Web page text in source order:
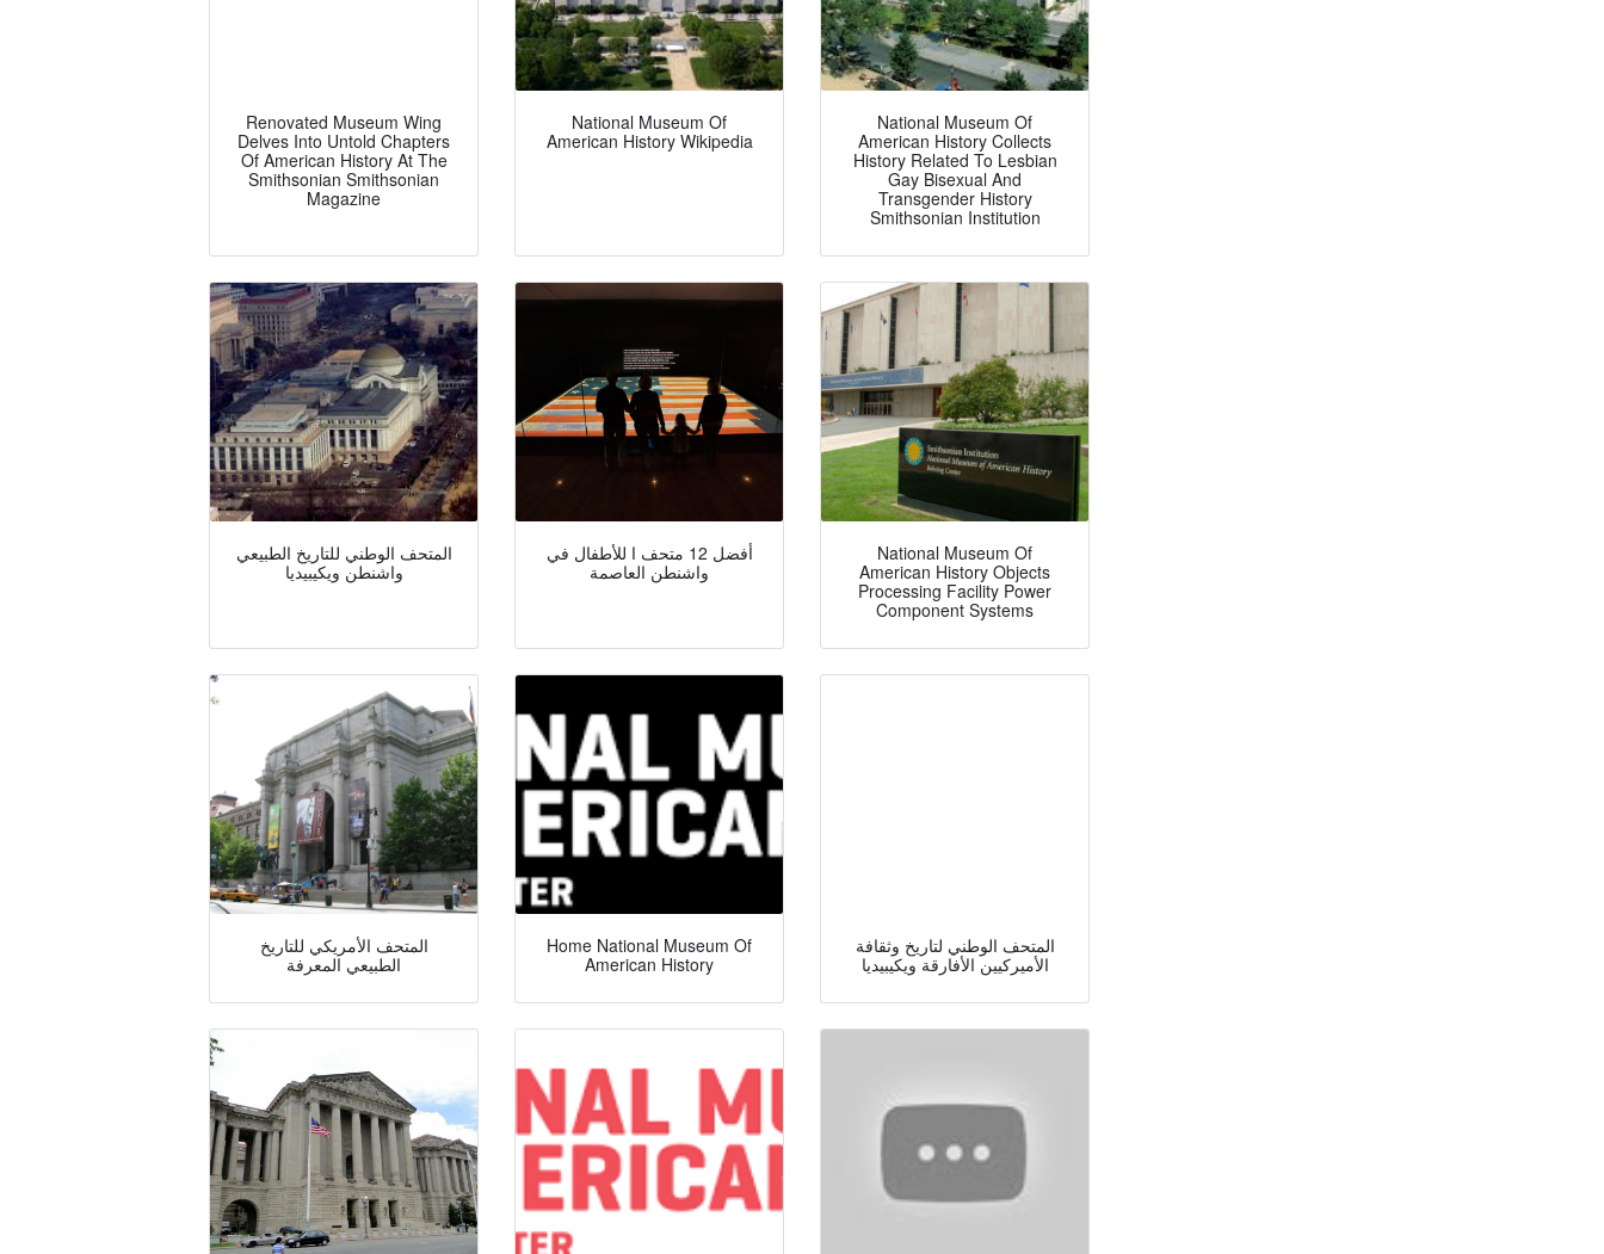
Renovated Museum Wing
Delves Into Untold Chapters
Of American History At The
Smithsonian Smithsonian
Magazine
National Museum Of
American History Wikipedia
National Museum Of
American History Collects
History Related To Lesbian
Gay Bisexual And
Transgender History
Smithsonian Institution
المتحف الوطني للتاريخ الطبيعي
واشنطن ويكيبيديا
أفضل 12 متحف ا للأطفال في
واشنطن العاصمة
National Museum Of
American History Objects
Processing Facility Power
Component Systems
المتحف الأمريكي للتاريخ
الطبيعي المعرفة
Home National Museum Of
American History
المتحف الوطني لتاريخ وثقافة
الأميركيين الأفارقة ويكيبيديا